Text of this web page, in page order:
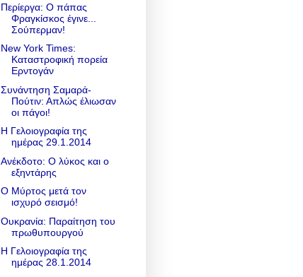
Περίεργα: Ο πάπας
Φραγκίσκος έγινε...
Σούπερμαν!
New York Times:
Καταστροφική πορεία
Ερντογάν
Συνάντηση Σαμαρά-
Πούτιν: Απλώς έλιωσαν
οι πάγοι!
Η Γελοιογραφία της
ημέρας 29.1.2014
Ανέκδοτο: Ο λύκος και ο
εξηντάρης
Ο Μύρτος μετά τον
ισχυρό σεισμό!
Ουκρανία: Παραίτηση του
πρωθυπουργού
Η Γελοιογραφία της
ημέρας 28.1.2014